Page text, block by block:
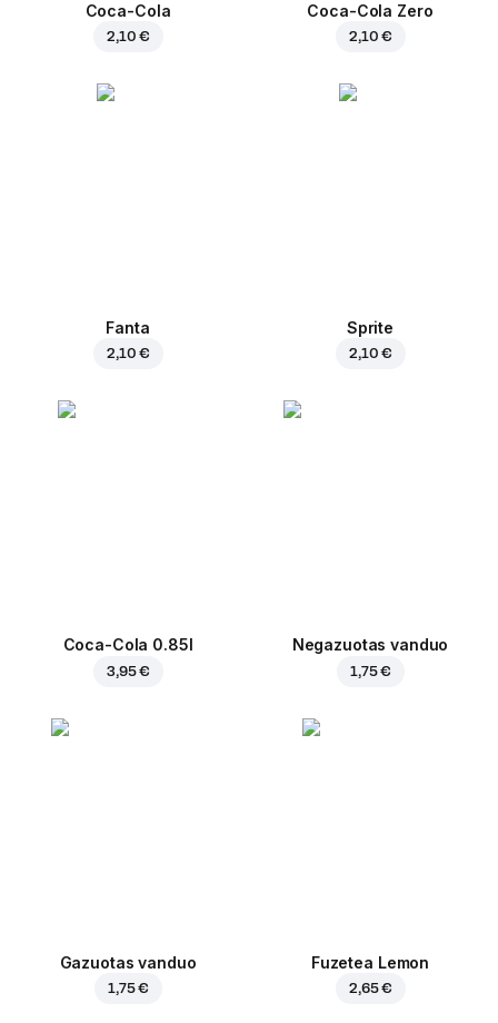
Coca-Cola
2,10 €
Coca-Cola Zero
2,10 €
Fanta
2,10 €
Sprite
2,10 €
Coca-Cola 0.85l
3,95 €
Negazuotas vanduo
1,75 €
Gazuotas vanduo
1,75 €
Fuzetea Lemon
2,65 €